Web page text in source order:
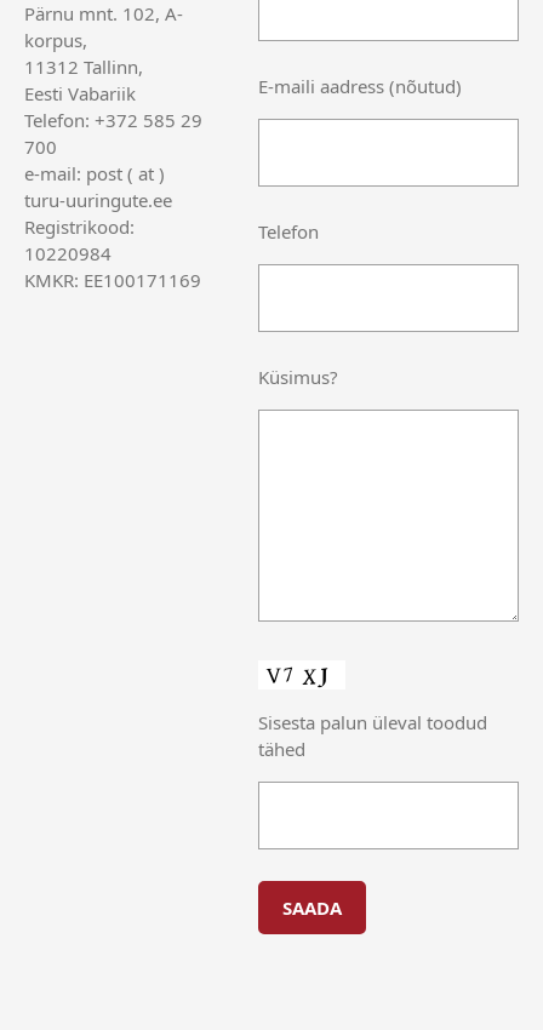
Pärnu mnt. 102, A-
korpus,
11312 Tallinn,
Eesti Vabariik
Telefon: +372 585 29
700
e-mail: post ( at )
turu-uuringute.ee
Registrikood:
10220984
KMKR: EE100171169
E-maili aadress (nõutud)
Telefon
Küsimus?
Sisesta palun üleval toodud
tähed